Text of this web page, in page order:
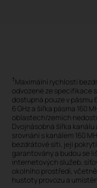
†Maximální rychlosti
odvozené ze specifikace
dostupná pouze v pásmu
6 GHz a šířka pásma 160
oblastech/zemích
Dvojnásobná šířka
srovnání s kanálem 160
bezdrátové síti, její
garantovány a budou se
internetových služeb,
okolního prostředí,
hustoty provozu a